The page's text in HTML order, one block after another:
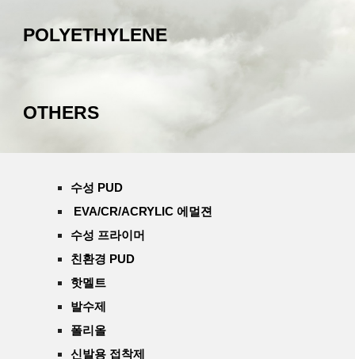
POLYETHYLENE
OTHERS
수성 PUD
EVA/CR/ACRYLIC 에멀젼
수성 프라이머
친환경 PUD
핫멜트
발수제
폴리올
신발용 접착제